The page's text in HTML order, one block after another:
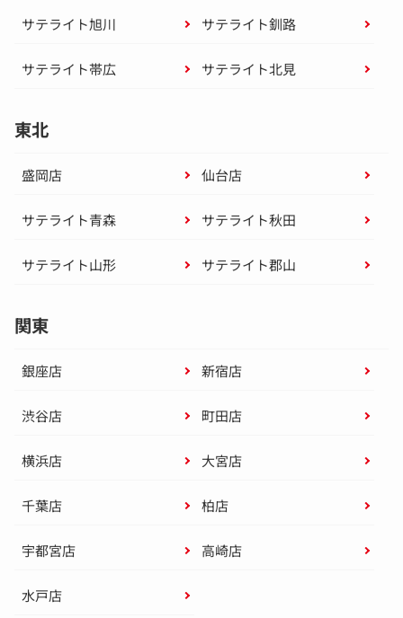
サテライト旭川 サテライト釧路
サテライト帯広 サテライト北見
東北
盛岡店 仙台店
サテライト青森 サテライト秋田
サテライト山形 サテライト郡山
関東
銀座店 新宿店
渋谷店 町田店
横浜店 大宮店
千葉店 柏店
宇都宮店 高崎店
水戸店